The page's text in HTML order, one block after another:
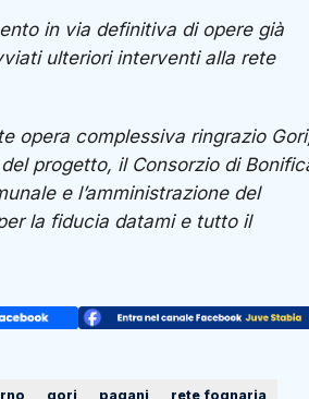
in via definitiva di opere già
ulteriori interventi alla rete
opera complessiva ringrazio
progetto, il Consorzio di
e l’amministrazione del
la fiducia datami e tutto il
gori pagani rete fognaria